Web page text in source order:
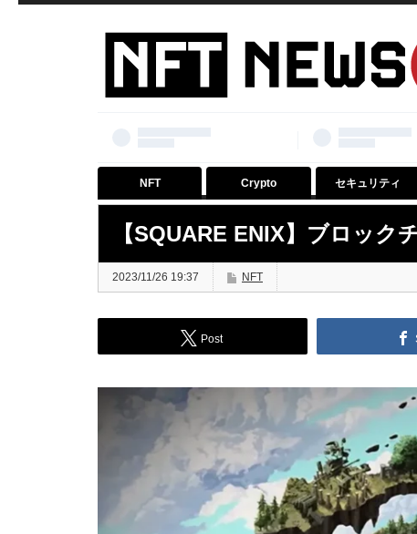
NFT Crypto セキュリティ
【SQUARE ENIX】ブロッ
2023/11/26 19:37 NFT
Post